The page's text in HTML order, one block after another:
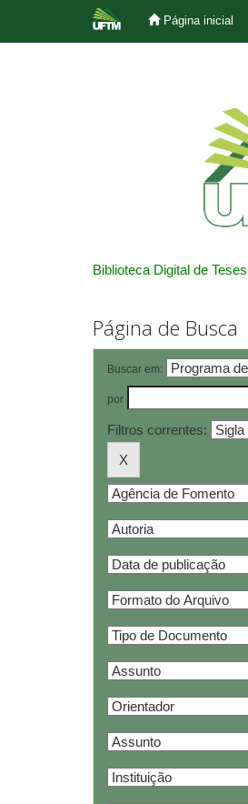
Página inicial
Biblioteca Digital de
Página de Busca
Buscar em:
por
Filtros correntes: